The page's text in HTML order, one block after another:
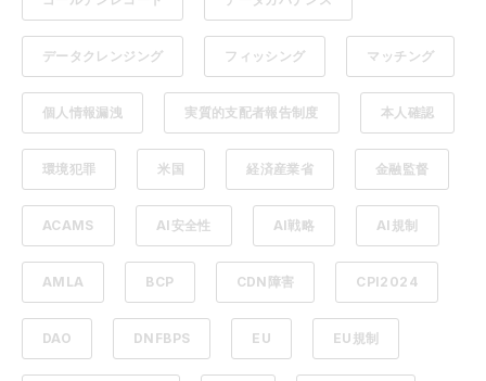
データクレンジング フィッシング マッチング
個人情報漏洩 実質的支配者報告制度 本人確認
環境犯罪 米国 経済産業省 金融監督
ACAMS AI安全性 AI戦略 AI規制
AMLA BCP CDN障害 CPI2024
DAO DNFBPS EU EU規制